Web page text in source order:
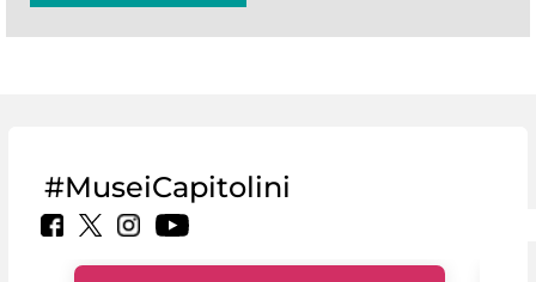
#MuseiCapitolini